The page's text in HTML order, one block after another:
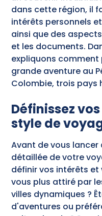
dans cette région, il
intérêts personnels
ainsi que des
et les documents.
expliquons
grande aventure au
Colombie, trois pays
Définissez
style de
Avant de vous
détaillée de votre
définir vos intérêts
vous plus attiré par
villes dynamiques ?
d'aventures ou